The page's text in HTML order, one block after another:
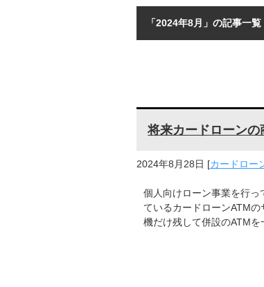
「2024年8月」の記事一覧
将来カードローンの
2024年8月28日 [カードロー
個人向けローン事業を行
ているカードローンATM
機だけ残して併設のATMを